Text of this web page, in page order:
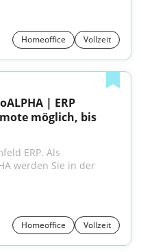
Homeoffice Vollzeit
| ERP
möglich, bis
werden Sie in der
Homeoffice Vollzeit